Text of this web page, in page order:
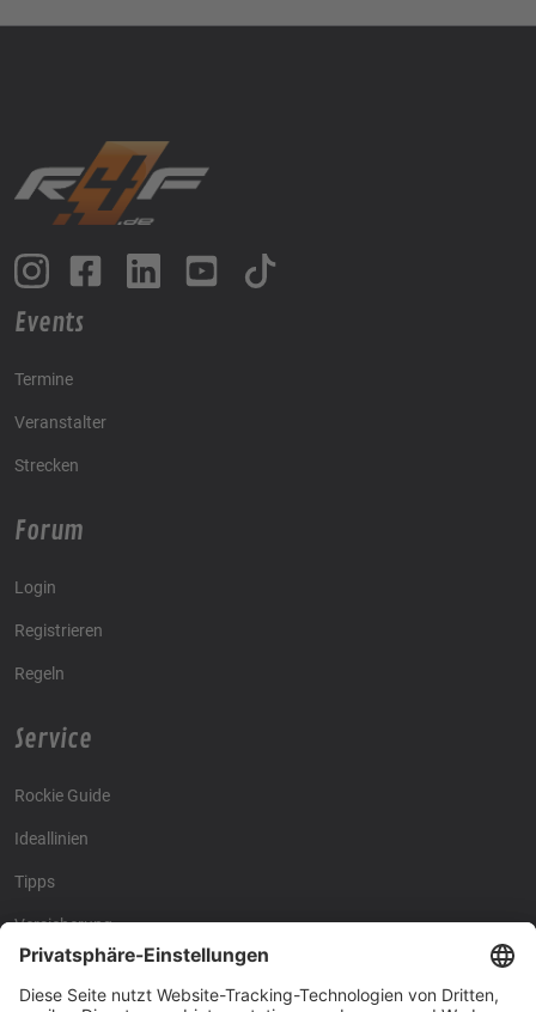
Events
Termine
Veranstalter
Strecken
Forum
Login
Registrieren
Regeln
Service
Rockie Guide
Ideallinien
Tipps
Versicherung
Kontakt